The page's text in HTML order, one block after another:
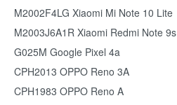
M2002F4LG Xiaomi Mi Note 10 Lite
M2003J6A1R Xiaomi Redmi Note 9s
G025M Google Pixel 4a
CPH2013 OPPO Reno 3A
CPH1983 OPPO Reno A